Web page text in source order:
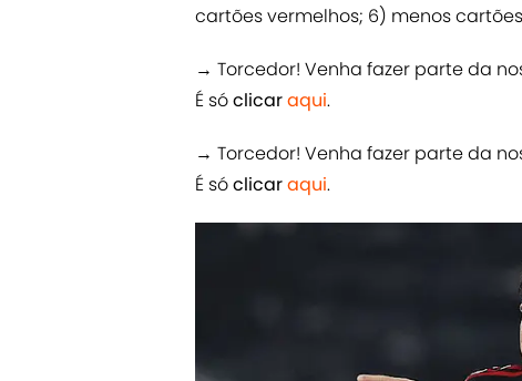
cartões vermelhos; 6) menos
→ Torcedor! Venha fazer parte da
É sóclicaraqui.
→ Torcedor! Venha fazer parte da
É sóclicaraqui.